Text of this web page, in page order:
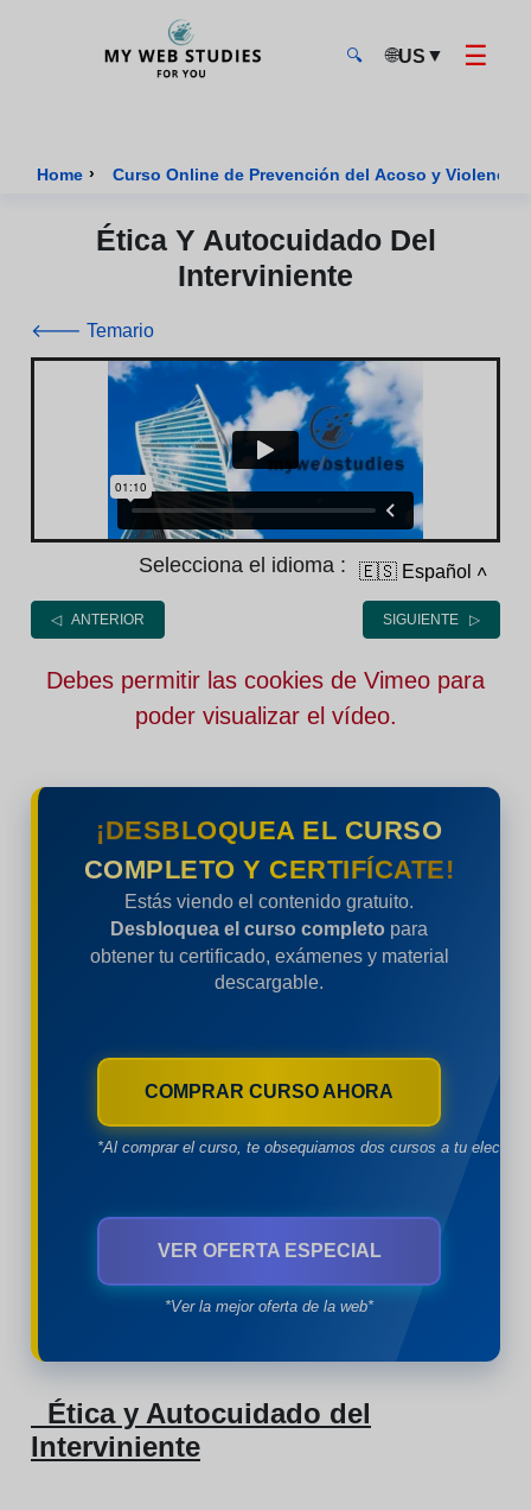
🔍 🌐US ▼ ☰
Home › Curso Online de Prevención del Acoso y Violencia
Ética Y Autocuidado Del
Interviniente
🡐 Temario
Selecciona el idioma : 🇪🇸 Español ˄
◁ ANTERIOR SIGUIENTE ▷
Debes permitir las cookies de Vimeo para
poder visualizar el vídeo.
¡DESBLOQUEA EL CURSO
COMPLETO Y CERTIFÍCATE!
Estás viendo el contenido gratuito.
Desbloquea el curso completo para
obtener tu certificado, exámenes y material
descargable.
COMPRAR CURSO AHORA
*Al comprar el curso, te obsequiamos dos cursos a tu
VER OFERTA ESPECIAL
*Ver la mejor oferta de la web*
Ética y Autocuidado del
Interviniente